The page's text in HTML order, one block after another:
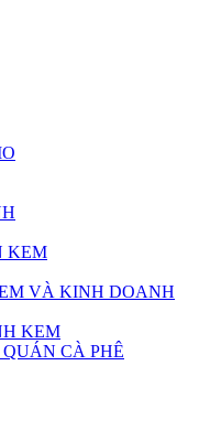
KEM
VÀ KINH DOANH
KEM
CÀ PHÊ